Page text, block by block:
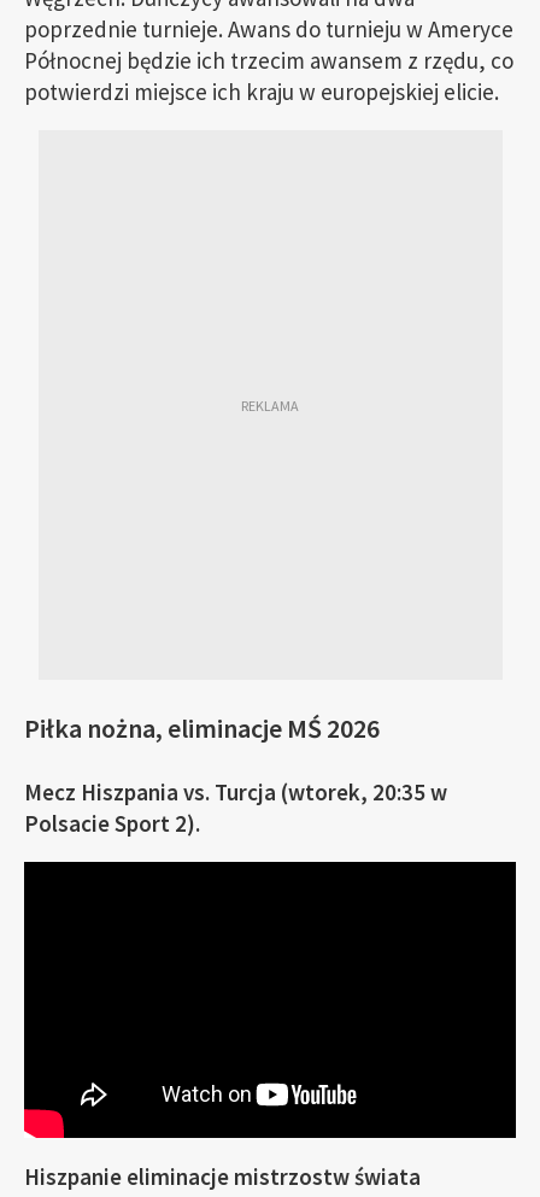
poprzednie turnieje. Awans do turnieju w Ameryce
Północnej będzie ich trzecim awansem z rzędu, co
potwierdzi miejsce ich kraju w europejskiej elicie.
Piłka nożna, eliminacje MŚ 2026
Mecz Hiszpania vs. Turcja (wtorek, 20:35 w
Polsacie Sport 2).
Hiszpanie eliminacje mistrzostw świata